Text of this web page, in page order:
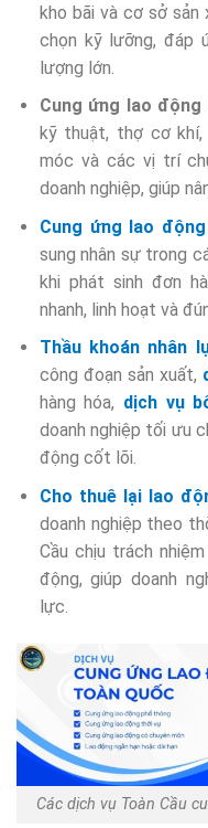
kho bãi và cơ sở
chọn kỹ lưỡng, đáp
lượng lớn.
Cung ứng lao động
kỹ thuật, thợ cơ khí,
móc và các vị trí
doanh nghiệp, giúp
Cung ứng lao
sung nhân sự trong
khi phát sinh đơn
nhanh, linh hoạt và
Thầu khoán nhân
công đoạn sản xuất,
hàng hóa, dịch vụ
doanh nghiệp tối ưu
động cốt lõi.
Cho thuê lại lao
doanh nghiệp theo
Cầu chịu trách
động, giúp doanh
lực.
Các dịch vụ Toàn Cầu